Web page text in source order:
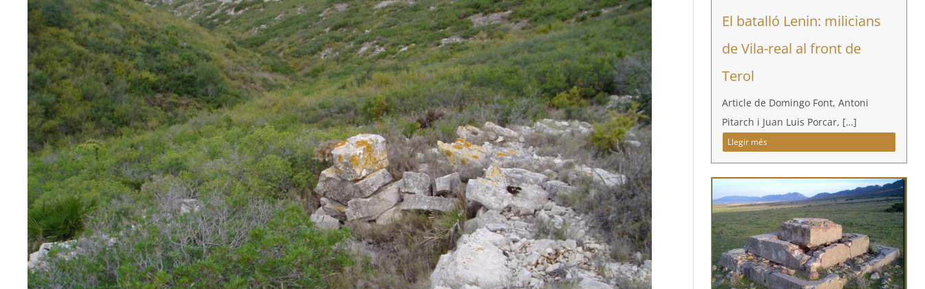
El batalló Lenin: milicians
de Vila-real al front de
Terol
Article de Domingo Font, Antoni
Pitarch i Juan Luis Porcar, […]
Llegir més